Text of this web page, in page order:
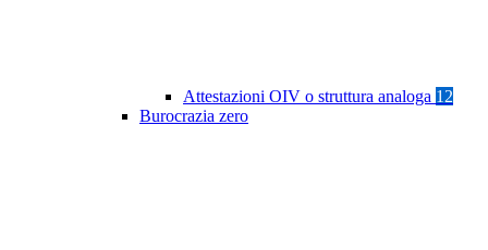
Attestazioni OIV o struttura analoga 12
Burocrazia zero